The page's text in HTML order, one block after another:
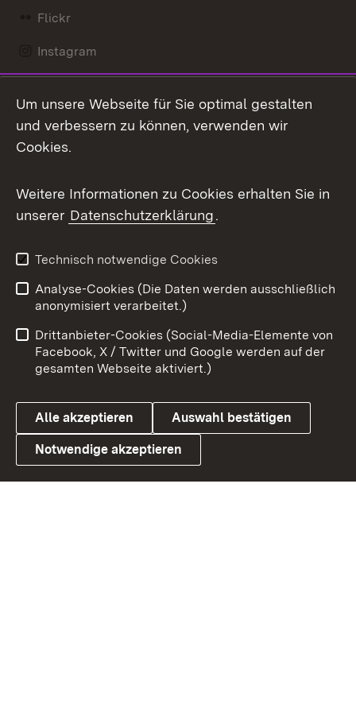
Flickr
Instagram
Mastodon
Messenger
Social Wall
X / Twitter
Youtube
Link zum Landesportal
Benutzungshinweise
Barrierefreiheit
Datenschutz
Cookies
Um unsere Webseite für Sie optimal gestalten
und verbessern zu können, verwenden wir
Cookies.
Weitere Informationen zu Cookies erhalten Sie in
unserer Datenschutzerklärung.
Technisch notwendige Cookies
Analyse-Cookies (Die Daten werden ausschließlich
anonymisiert verarbeitet.)
Drittanbieter-Cookies (Social-Media-Elemente von
Facebook, X / Twitter und Google werden auf der
gesamten Webseite aktiviert.)
Alle akzeptieren Auswahl bestätigen
Notwendige akzeptieren